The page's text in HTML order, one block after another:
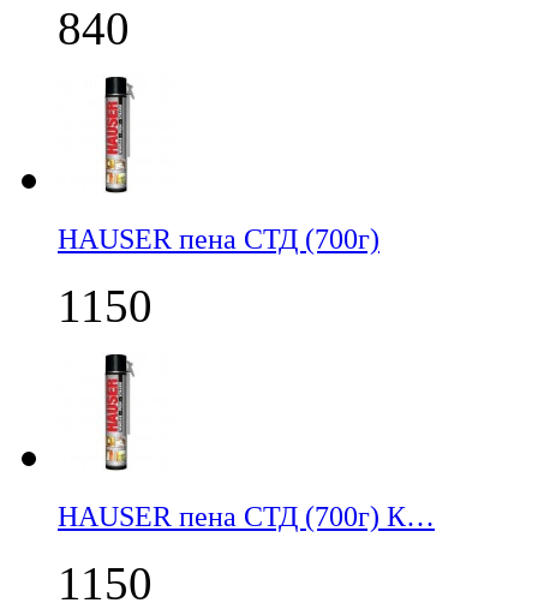
840
НАUSER пена СТД (700г)
1150
НАUSER пена СТД (700г) К…
1150